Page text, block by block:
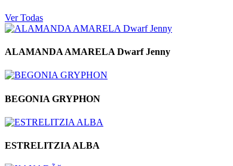
Ver Todas
ALAMANDA AMARELA Dwarf Jenny
BEGONIA GRYPHON
ESTRELITZIA ALBA